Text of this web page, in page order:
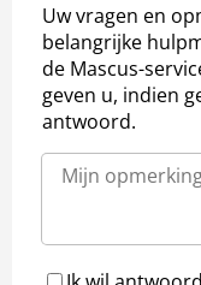
Uw vragen en
belangrijke
de Mascus-
geven u, indien
antwoord.